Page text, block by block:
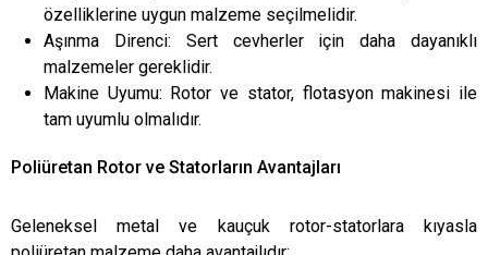
özelliklerine uygun malzeme seçilmelidir.
Aşınma Direnci: Sert cevherler için daha dayanıklı
malzemeler gereklidir.
Makine Uyumu: Rotor ve stator, flotasyon makinesi ile
tam uyumlu olmalıdır.
Poliüretan Rotor ve Statorların Avantajları
Geleneksel metal ve kauçuk rotor-statorlara kıyasla